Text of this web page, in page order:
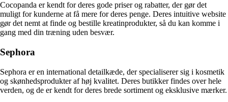
Cocopanda er kendt for deres gode priser og rabatter, der gør det
muligt for kunderne at få mere for deres penge. Deres intuitive website
gør det nemt at finde og bestille kreatinprodukter, så du kan komme i
gang med din træning uden besvær.
Sephora
Sephora er en international detailkæde, der specialiserer sig i kosmetik
og skønhedsprodukter af høj kvalitet. Deres butikker findes over hele
verden, og de er kendt for deres brede sortiment og eksklusive mærker.